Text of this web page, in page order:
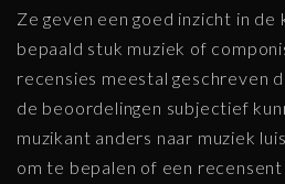
Ze geven een goed inzicht in de
bepaald stuk muziek of
recensies meestal geschreven
de beoordelingen subjectief
muzikant anders naar muziek
om te bepalen of een